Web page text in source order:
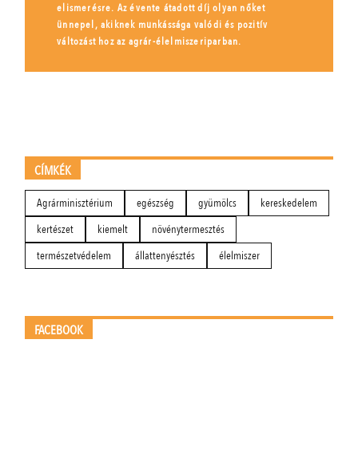
elismerésre. Az évente átadott díj olyan nőket
ünnepel, akiknek munkássága valódi és pozitív
változást hoz az agrár-élelmiszeriparban.
CÍMKÉK
Agrárminisztérium egészség gyümölcs
kereskedelem
kertészet
kiemelt
növénytermesztés
természetvédelem
állattenyésztés élelmiszer
FACEBOOK